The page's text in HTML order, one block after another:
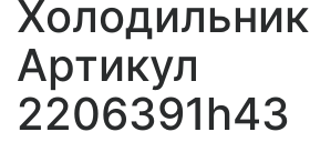
Холодильник
Артикул
2206391h43